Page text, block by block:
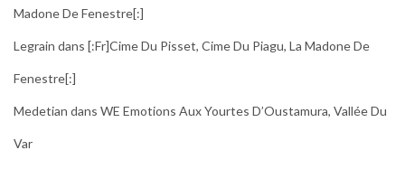
Madone De Fenestre[:]
Legrain dans [:fr]Cime Du Pisset, Cime Du Piagu, La Madone De
Fenestre[:]
Medetian dans WE Emotions Aux Yourtes D’Oustamura, Vallée Du
Var